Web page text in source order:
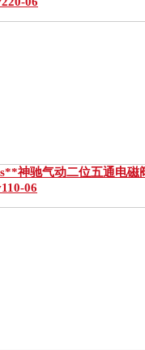
神驰气动二位五通电磁
06